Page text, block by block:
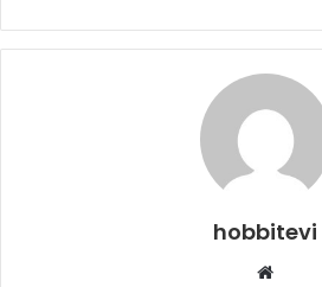
hobbitevi
Web